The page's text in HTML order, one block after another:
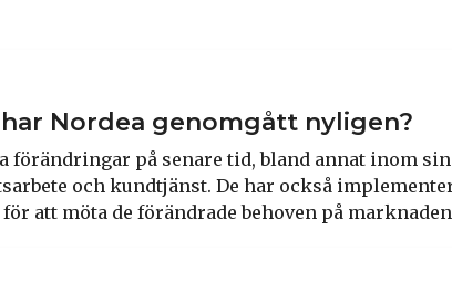
Nordea genomgått nyligen?
förändringar på senare tid, bland annat inom
och kundtjänst. De har också
att möta de förändrade behoven på